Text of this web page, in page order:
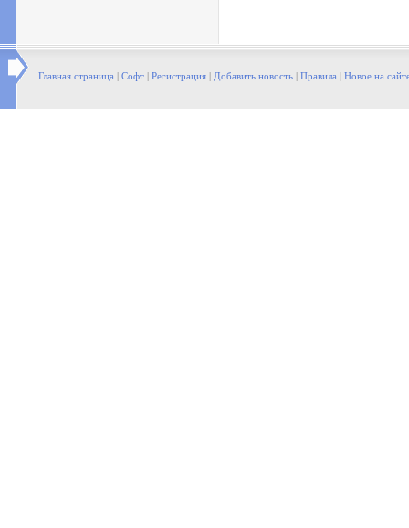
Главная страница | Софт | Регистрация | Добавить новость | Правила | Новое на